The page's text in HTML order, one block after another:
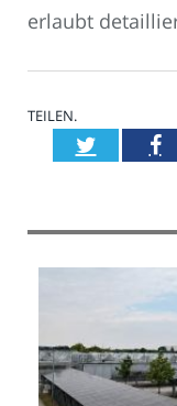
erlaubt
TEILEN.
Twitter